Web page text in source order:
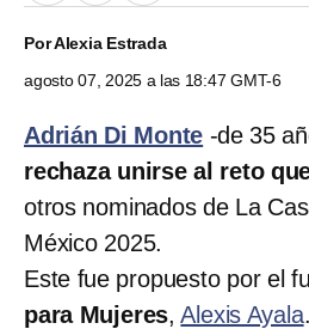
PorAlexia Estrada
agosto 07, 2025 a las 18:47 GMT-6
Adrián Di Monte -de 35
rechaza unirse al reto
otros nominados de La
México 2025.
Este fue propuesto por el
para Mujeres,Alexis Ayala